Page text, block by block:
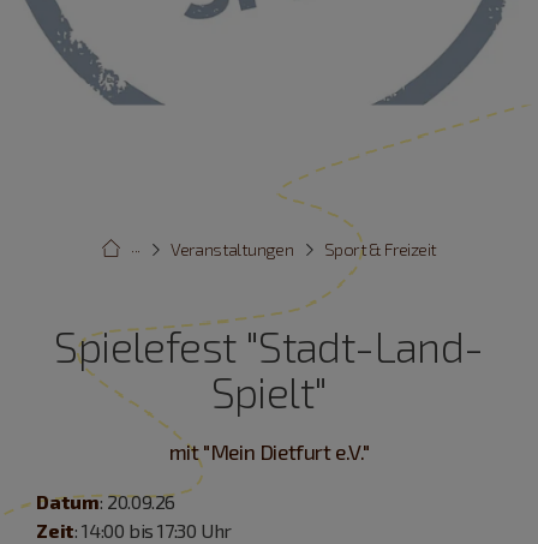
Sport & Freizeit
Veranstaltungen
···
Spielefest "Stadt-Land-
Spielt"
mit "Mein Dietfurt e.V."
Datum: 20.09.26
Zeit: 14:00 bis 17:30 Uhr